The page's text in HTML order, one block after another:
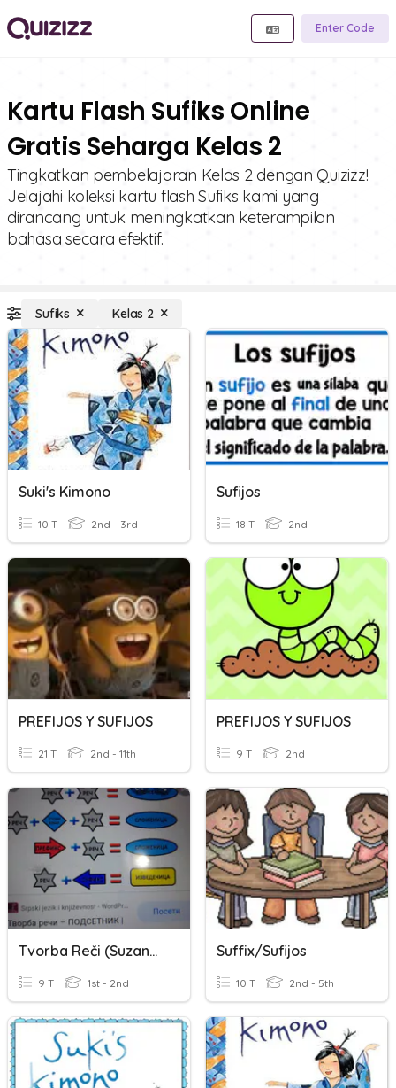
Enter Code
Kartu Flash Sufiks Online
Gratis Seharga Kelas 2
Tingkatkan pembelajaran Kelas 2 dengan Quizizz!
Jelajahi koleksi kartu flash Sufiks kami yang
dirancang untuk meningkatkan keterampilan
bahasa secara efektif.
Sufiks Kelas 2
Suki's Kimono
10 T 2nd - 3rd
Sufijos
18 T 2nd
PREFIJOS Y SUFIJOS
21 T 2nd - 11th
PREFIJOS Y SUFIJOS
9 T 2nd
Tvorba Reči (Suzana Pavlović)
9 T 1st - 2nd
Suffix/Sufijos
10 T 2nd - 5th